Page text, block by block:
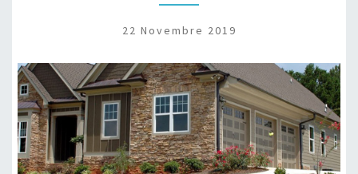
22 Novembre 2019